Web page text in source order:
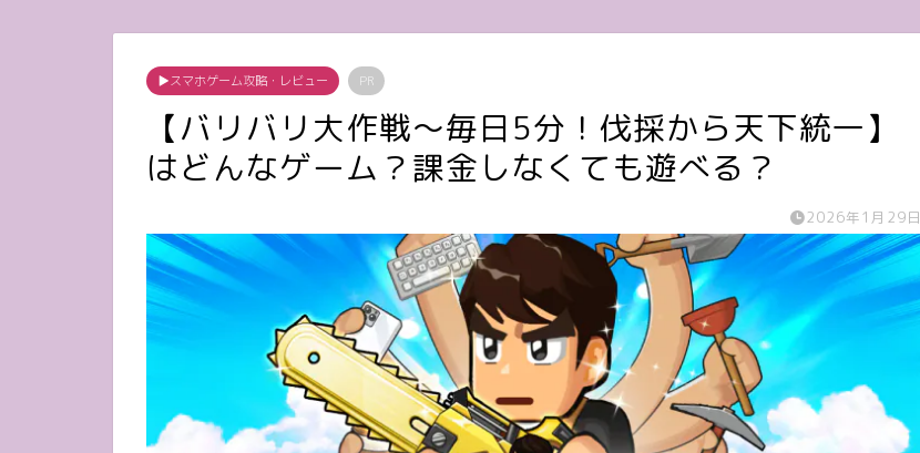
▶︎スマホゲーム攻略・レビュー PR
【バリバリ大作戦～毎日5分！伐採から天下統一】
はどんなゲーム？課金しなくても遊べる？
2026年1月29日